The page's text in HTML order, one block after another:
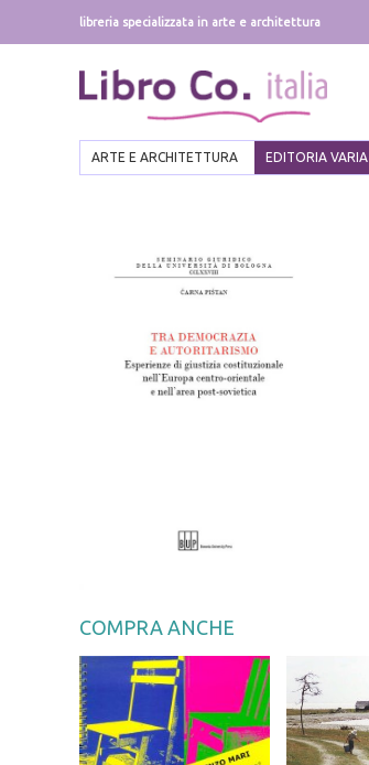
libreria specializzata in arte e architettura
ARTE E ARCHITETTURA EDITORIA VARIA
COMPRA ANCHE